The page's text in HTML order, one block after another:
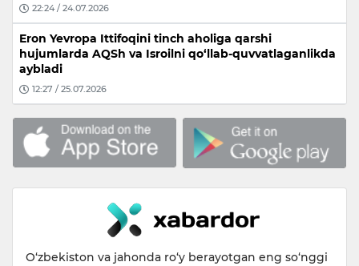
22:24 / 24.07.2026
Eron Yevropa Ittifoqini tinch aholiga qarshi
hujumlarda AQSh va Isroilni qo‘llab-quvvatlaganlikda
aybladi
12:27 / 25.07.2026
O‘zbekiston va jahonda ro‘y berayotgan eng so‘nggi